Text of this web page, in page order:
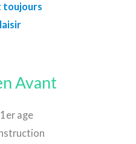
toujours
Avant
age